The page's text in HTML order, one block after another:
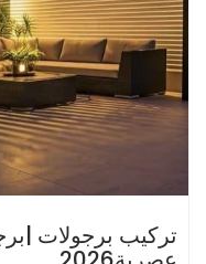
تركيب برجولات